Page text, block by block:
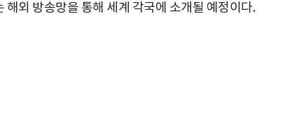
해외 방송망을 통해 세계 각국에 소개될 예정이다.